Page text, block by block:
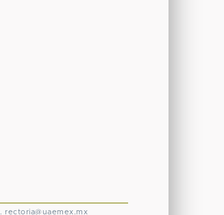
rectoria@uaemex.mx